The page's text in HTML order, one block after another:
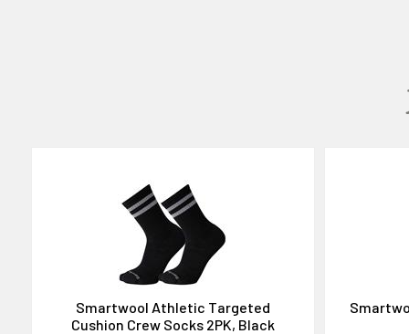
Smartwool Athletic Targeted
Cushion Crew Socks 2PK, Black